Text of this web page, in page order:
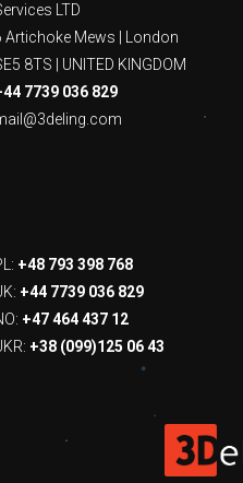
LTD
Artichoke Mews | London
8TS | UNITED KINGDOM
7739 036 829
+48 793 398 768
+44 7739 036 829
+47 464 437 12
+38 (099)125 06 43